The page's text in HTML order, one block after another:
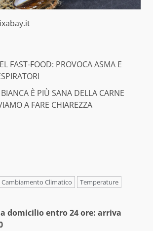
FAST-FOOD: PROVOCA ASMA E
È PIÙ SANA DELLA CARNE
A FARE CHIAREZZA
Cambiamento Climatico Temperature
domicilio entro 24 ore: arriva